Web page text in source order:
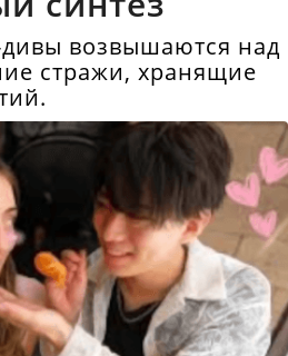
возвышаются над
стражи, хранящие